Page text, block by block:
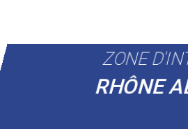
ZONE
RHÔNE